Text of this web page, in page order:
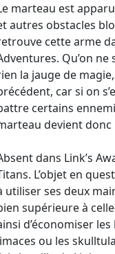
marteau est
autres obstacles
cette arme
Qu’on
la jauge de
car si on
certains
devient
dans Link’s
L’objet en
utiliser ses deux
supérieure à
d’économiser
ou les